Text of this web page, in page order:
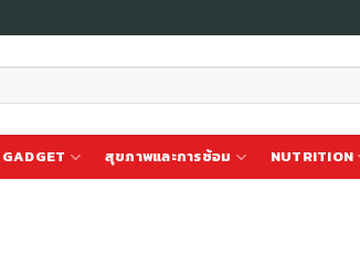
GADGET สุขภาพและการซ้อม NUTRITION